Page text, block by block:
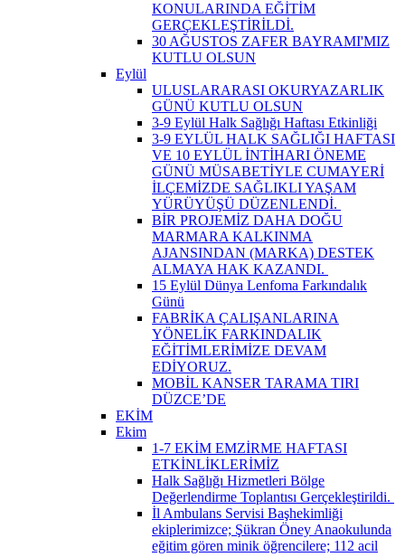
KONULARINDA EĞİTİM
GERÇEKLEŞTİRİLDİ.
30 AĞUSTOS ZAFER BAYRAMI'MIZ
KUTLU OLSUN
Eylül
ULUSLARARASI OKURYAZARLIK
GÜNÜ KUTLU OLSUN
3-9 Eylül Halk Sağlığı Haftası Etkinliği
3-9 EYLÜL HALK SAĞLIĞI HAFTASI
VE 10 EYLÜL İNTİHARI ÖNEME
GÜNÜ MÜSABETİYLE CUMAYERİ
İLÇEMİZDE SAĞLIKLI YAŞAM
YÜRÜYÜŞÜ DÜZENLENDİ. ​
BİR PROJEMİZ DAHA DOĞU
MARMARA KALKINMA
AJANSINDAN (MARKA) DESTEK
ALMAYA HAK KAZANDI. ​
15 Eylül Dünya Lenfoma Farkındalık
Günü
FABRİKA ÇALIŞANLARINA
YÖNELİK FARKINDALIK
EĞİTİMLERİMİZE DEVAM
EDİYORUZ.
MOBİL KANSER TARAMA TIRI
DÜZCE’DE
EKİM
Ekim
1-7 EKİM EMZİRME HAFTASI
ETKİNLİKLERİMİZ
Halk Sağlığı Hizmetleri Bölge
Değerlendirme Toplantısı Gerçekleştirildi. ​
İl Ambulans Servisi Başhekimliği
ekiplerimizce; Şükran Öney Anaokulunda
eğitim gören minik öğrencilere; 112 acil